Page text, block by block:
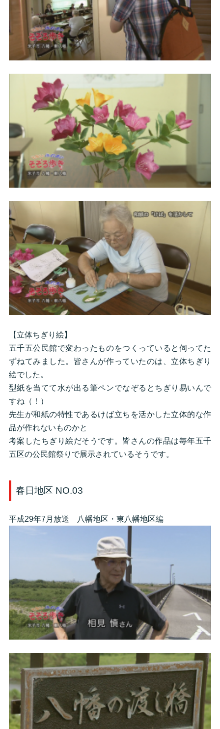
【立体ちぎり絵】
五千五公民館で変わったものをつくっていると伺ってた
ずねてみました。皆さんが作っていたのは、立体ちぎり
絵でした。
型紙を当てて水が出る筆ペンでなぞるとちぎり易いんで
すね（！）
先生が和紙の特性であるけば立ちを活かした立体的な作
品が作れないものかと
考案したちぎり絵だそうです。皆さんの作品は毎年五千
五区の公民館祭りで展示されているそうです。
春日地区 NO.03
平成29年7月放送 八幡地区・東八幡地区編